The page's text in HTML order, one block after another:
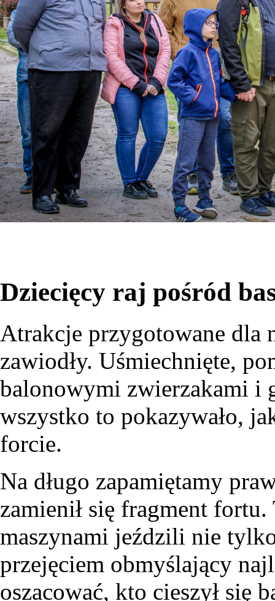
Dziecięcy raj pośród
Atrakcje przygotowane dla
zawiodły. Uśmiechnięte,
balonowymi zwierzakami i
wszystko to pokazywało,
forcie.
Na długo zapamiętamy
zamienił się fragment
maszynami jeździli nie
przejęciem obmyślający
oszacować, kto cieszył się